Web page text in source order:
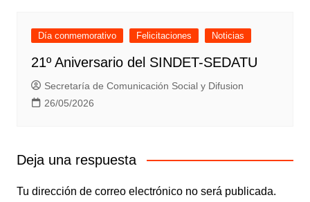
Día conmemorativo Felicitaciones Noticias
21º Aniversario del SINDET-SEDATU
Secretaría de Comunicación Social y Difusion
26/05/2026
Deja una respuesta
Tu dirección de correo electrónico no será publicada.